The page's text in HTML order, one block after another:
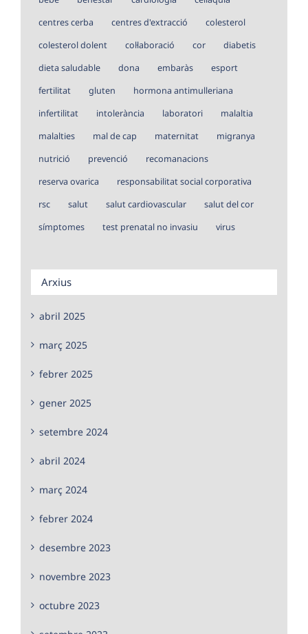
centres cerba
centres d'extracció
colesterol
colesterol dolent
col·laboració cor
diabetis
dieta saludable
dona embaràs
esport
fertilitat
gluten
hormona antimulleriana
infertilitat
intolerància laboratori
malaltia
malalties
mal de cap maternitat
migranya
nutrició
prevenció
recomanacions
reserva ovarica
responsabilitat social corporativa
rsc
salut salut cardiovascular
salut del cor
símptomes
test prenatal no invasiu virus
Arxius
abril 2025
març 2025
febrer 2025
gener 2025
setembre 2024
abril 2024
març 2024
febrer 2024
desembre 2023
novembre 2023
octubre 2023